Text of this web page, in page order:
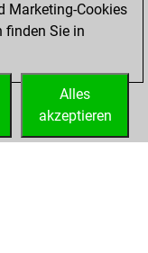
Marketing-Cookies
finden Sie in
Alles
akzeptieren